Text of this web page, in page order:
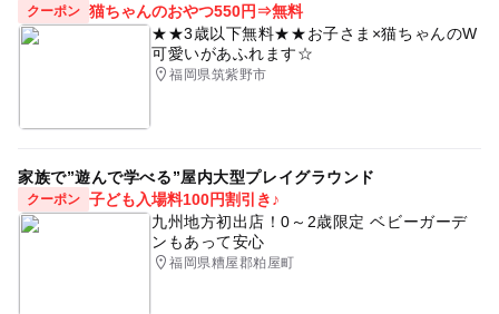
クーポン 猫ちゃんのおやつ550円⇒無料
★★3歳以下無料★★お子さま×猫ちゃんのW
可愛いがあふれます☆
福岡県筑紫野市
家族で”遊んで学べる”屋内大型プレイグラウンド
クーポン 子ども入場料100円割引き♪
九州地方初出店！0～2歳限定 ベビーガーデ
ンもあって安心
福岡県糟屋郡粕屋町